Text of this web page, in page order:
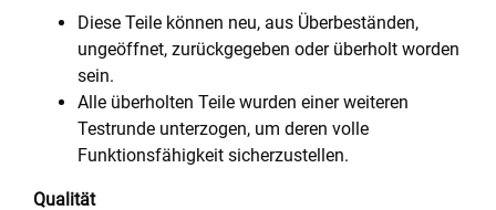
Diese Teile können neu, aus Überbeständen,
ungeöffnet, zurückgegeben oder überholt worden
sein.
Alle überholten Teile wurden einer weiteren
Testrunde unterzogen, um deren volle
Funktionsfähigkeit sicherzustellen.
Qualität